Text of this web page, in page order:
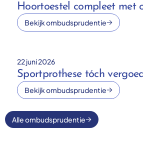
Hoortoestel compleet met
Bekijk ombudsprudentie
22 juni 2026
Sportprothese tóch vergoed
Bekijk ombudsprudentie
Alle ombudsprudentie